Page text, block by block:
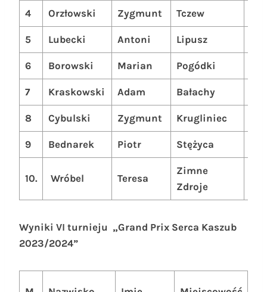
4 Orzłowski Zygmunt Tczew
5 Lubecki Antoni Lipusz
6 Borowski Marian Pogódki
7 Kraskowski Adam Bałachy
8 Cybulski Zygmunt Krugliniec
9 Bednarek Piotr Stężyca
10. Wróbel Teresa
Zimne
Zdroje
Wyniki VI turnieju „Grand Prix Serca Kaszub
2023/2024”